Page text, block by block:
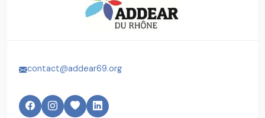
contact@addear69.org